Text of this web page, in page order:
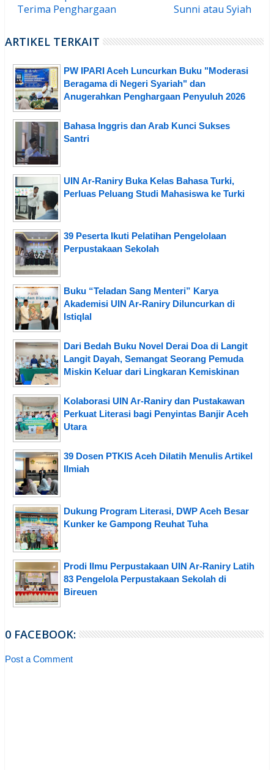
Terima Penghargaan
Sunni atau Syiah
ARTIKEL TERKAIT
PW IPARI Aceh Luncurkan Buku "Moderasi
Beragama di Negeri Syariah" dan
Anugerahkan Penghargaan Penyuluh 2026
Bahasa Inggris dan Arab Kunci Sukses
Santri
UIN Ar-Raniry Buka Kelas Bahasa Turki,
Perluas Peluang Studi Mahasiswa ke Turki
39 Peserta Ikuti Pelatihan Pengelolaan
Perpustakaan Sekolah
Buku “Teladan Sang Menteri” Karya
Akademisi UIN Ar-Raniry Diluncurkan di
Istiqlal
Dari Bedah Buku Novel Derai Doa di Langit
Langit Dayah, Semangat Seorang Pemuda
Miskin Keluar dari Lingkaran Kemiskinan
Kolaborasi UIN Ar-Raniry dan Pustakawan
Perkuat Literasi bagi Penyintas Banjir Aceh
Utara
39 Dosen PTKIS Aceh Dilatih Menulis Artikel
Ilmiah
Dukung Program Literasi, DWP Aceh Besar
Kunker ke Gampong Reuhat Tuha
Prodi Ilmu Perpustakaan UIN Ar-Raniry Latih
83 Pengelola Perpustakaan Sekolah di
Bireuen
0 FACEBOOK:
Post a Comment